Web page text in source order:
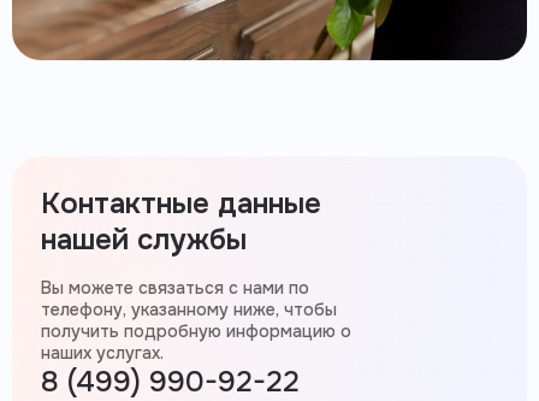
Контактные данные
нашей службы
Вы можете связаться с нами по
телефону, указанному ниже, чтобы
получить подробную информацию о
наших услугах.
8 (499) 990-92-22